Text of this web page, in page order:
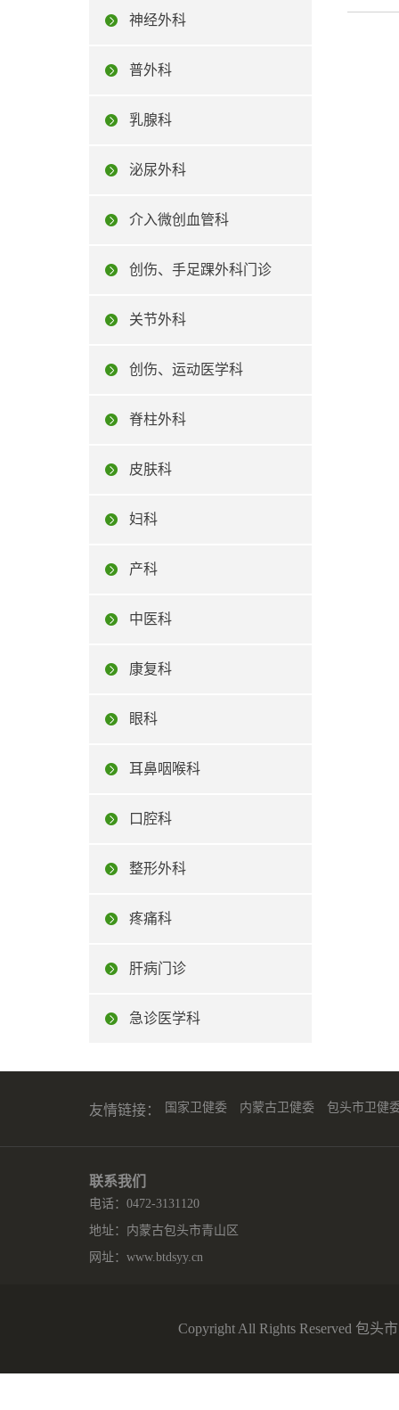
神经外科
普外科
乳腺科
泌尿外科
介入微创血管科
创伤、手足踝外科门诊
关节外科
创伤、运动医学科
脊柱外科
皮肤科
妇科
产科
中医科
康复科
眼科
耳鼻咽喉科
口腔科
整形外科
疼痛科
肝病门诊
急诊医学科
友情链接： 国家卫健委 内蒙古卫健委 包头市卫健
联系我们
电话：0472-3131120
地址：内蒙古包头市青山区
网址： www.btdsyy.cn
Copyright All Rights Reserved 包头